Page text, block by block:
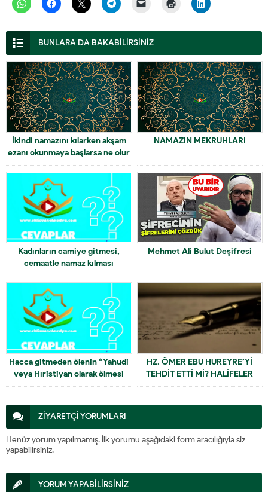
BUNLARA DA BAKABİLİRSİNİZ
İkindi namazını kılarken akşam
ezanı okunmaya başlarsa ne olur
NAMAZIN MEKRUHLARI
Kadınların camiye gitmesi,
cemaatle namaz kılması
Mehmet Ali Bulut Deşifresi
Hacca gitmeden ölenin “Yahudi
veya Hıristiyan olarak ölmesi
arasında fark yoktur.” hadisi ne
HZ. ÖMER EBU HUREYRE’Yİ
TEHDİT ETTİ Mİ? HALİFELER
HADİS YAZILMASINI KISITLADI
ZİYARETÇİ YORUMLARI
Henüz yorum yapılmamış. İlk yorumu aşağıdaki form aracılığıyla siz
yapabilirsiniz.
YORUM YAPABİLİRSİNİZ